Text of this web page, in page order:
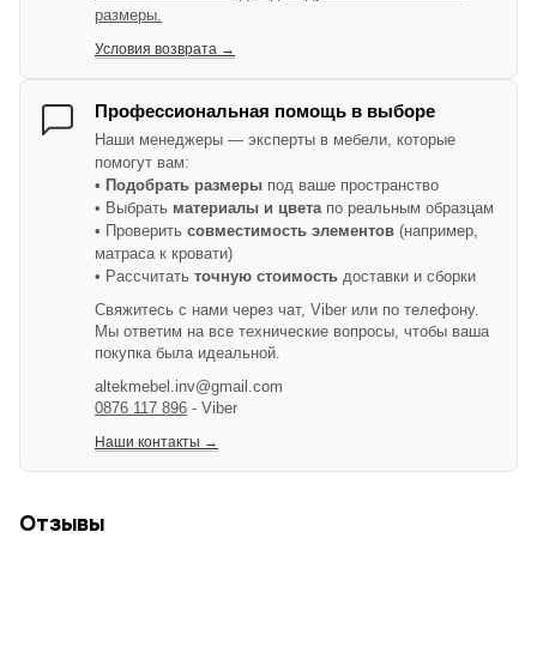
размеры.
Условия возврата →
Профессиональная помощь в выборе
Наши менеджеры — эксперты в мебели, которые
помогут вам:
• Подобрать размеры под ваше пространство
• Выбрать материалы и цветапо реальным образцам
• Проверить совместимость элементов (например,
матраса к кровати)
• Рассчитать точную стоимость доставки и сборки
Свяжитесь с нами через чат, Viber или по телефону.
Мы ответим на все технические вопросы, чтобы ваша
покупка была идеальной.
altekmebel.inv@gmail.com
0876 117 896 - Viber
Наши контакты →
Отзывы